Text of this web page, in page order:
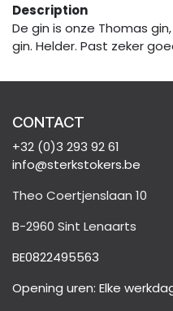
Description
De gin is onze Thomas
gin. Helder. Past zeker
CONTACT
+32 (0)3 293 92 61
info@sterkstokers.be
Theo Coertjenslaan 10
B-2960 Sint Lenaarts
BE0822495563
Opening uren: Elke